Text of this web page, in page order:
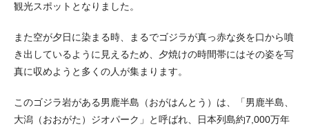
観光スポットとなりました。
また空が夕日に染まる時、まるでゴジラが真っ赤な炎を口から噴
き出しているように見えるため、夕焼けの時間帯にはその姿を写
真に収めようと多くの人が集まります。
このゴジラ岩がある男鹿半島（おがはんとう）は、「男鹿半島、
大潟（おおがた）ジオパーク」と呼ばれ、日本列島約7,000万年